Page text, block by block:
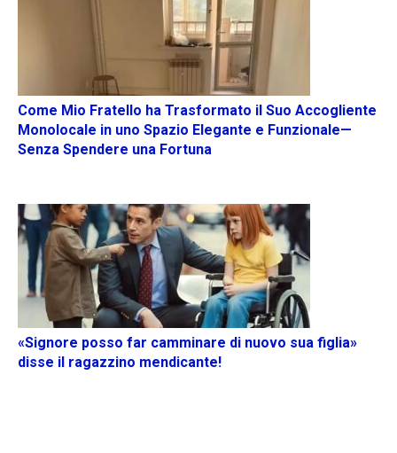
Come Mio Fratello ha Trasformato il Suo Accogliente
Monolocale in uno Spazio Elegante e Funzionale—
Senza Spendere una Fortuna
«Signore posso far camminare di nuovo sua figlia»
disse il ragazzino mendicante!